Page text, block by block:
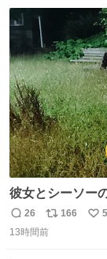
ト
数
彼女とシーソーの彼女抜き 夜の公園
で怖いんだよな
返
信
26
リ
ポ
166
い
13時間前